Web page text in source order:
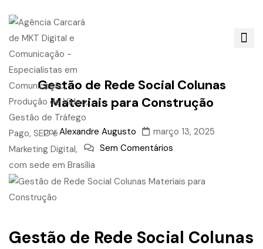
Gestão de Rede Social Colunas
Materiais para Construção
por Alexandre Augusto
março 13, 2025
Sem Comentários
Gestão de Rede Social Colunas